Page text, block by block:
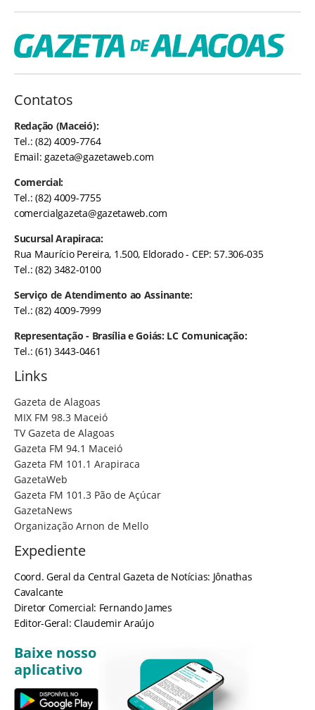
Contatos
Redação (Maceió):
Tel.: (82) 4009-7764
Email:gazeta@gazetaweb.com
Comercial:
Tel.: (82) 4009-7755
comercialgazeta@gazetaweb.com
Sucursal Arapiraca:
Rua Maurício Pereira, 1.500, Eldorado - CEP: 57.306-035
Tel.: (82) 3482-0100
Serviço de Atendimento ao Assinante:
Tel.: (82) 4009-7999
Representação - Brasília e Goiás: LC Comunicação:
Tel.: (61) 3443-0461
Links
Gazeta de Alagoas
MIX FM 98.3 Maceió
TV Gazeta de Alagoas
Gazeta FM 94.1 Maceió
Gazeta FM 101.1 Arapiraca
GazetaWeb
Gazeta FM 101.3 Pão de Açúcar
GazetaNews
Organização Arnon de Mello
Expediente
Coord. Geral da Central Gazeta de Notícias: Jônathas
Cavalcante
Diretor Comercial: Fernando James
Editor-Geral: Claudemir Araújo
Baixe nosso
aplicativo